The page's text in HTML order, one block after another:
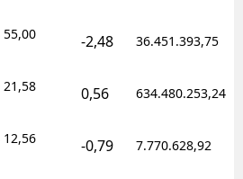
55,00 -2,48 36.451.393,75
21,58 0,56 634.480.253,24
12,56 -0,79 7.770.628,92